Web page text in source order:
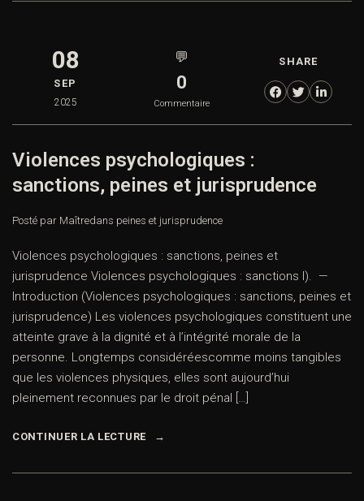
08
SEP
2025
💬
0
Commentaire
SHARE
Violences psychologiques :
sanctions, peines et jurisprudence
Posté par Maîtredans peines et jurisprudence
Violences psychologiques : sanctions, peines et
jurisprudence Violences psychologiques : sanctions I). —
Introduction (Violences psychologiques : sanctions, peines et
jurisprudence) Les violences psychologiques constituent une
atteinte grave à la dignité et à l’intégrité morale de la
personne. Longtemps considéréescomme moins tangibles
que les violences physiques, elles sont aujourd’hui
pleinement reconnues par le droit pénal […]
CONTINUER LA LECTURE